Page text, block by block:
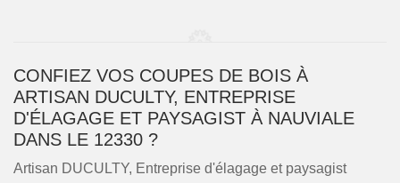
CONFIEZ VOS COUPES DE BOIS À
ARTISAN DUCULTY, ENTREPRISE
D'ÉLAGAGE ET PAYSAGIST À NAUVIALE
DANS LE 12330 ?
Artisan DUCULTY, Entreprise d'élagage et paysagist